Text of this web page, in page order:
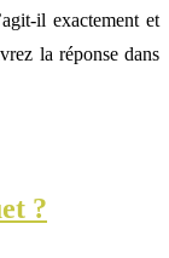
il exactement et
la réponse dans
?